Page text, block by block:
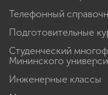
Телефонный
Подготовительные
Студенческий
Мининского
Инженерные классы